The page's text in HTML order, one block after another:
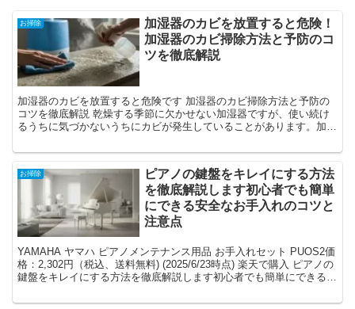
お掃除
加湿器のカビを放置すると危険！
加湿器のカビ掃除方法と予防のコ
ツを徹底解説
加湿器のカビを放置すると危険です 加湿器のカビ掃除方法と予防の
コツを徹底解説 乾燥する季節に欠かせない加湿器ですが、使い続け
るうちに気づかないうちにカビが発生していることがあります。加湿
お掃除
ピアノの鍵盤をキレイにする方法
を徹底解説します初心者でも簡単
にできる安全なお手入れのコツと
注意点
YAMAHA ヤマハ ピアノメンテナンス用品 お手入れセット PUOS2価
格：2,302円（税込、送料無料) (2025/6/23時点) 楽天で購入 ピアノの
鍵盤をキレイにする方法を徹底解説します初心者でも簡単にできる安